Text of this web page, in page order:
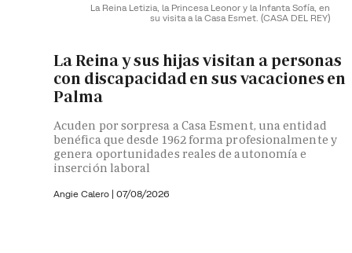
La Reina Letizia, la Princesa Leonor y la Infanta Sofía, en
su visita a la Casa Esmet. (CASA DEL REY)
La Reina y sus hijas visitan a personas
con discapacidad en sus vacaciones en
Palma
Acuden por sorpresa a Casa Esment, una entidad
benéfica que desde 1962 forma profesionalmente y
genera oportunidades reales de autonomía e
inserción laboral
Angie Calero | 07/08/2026